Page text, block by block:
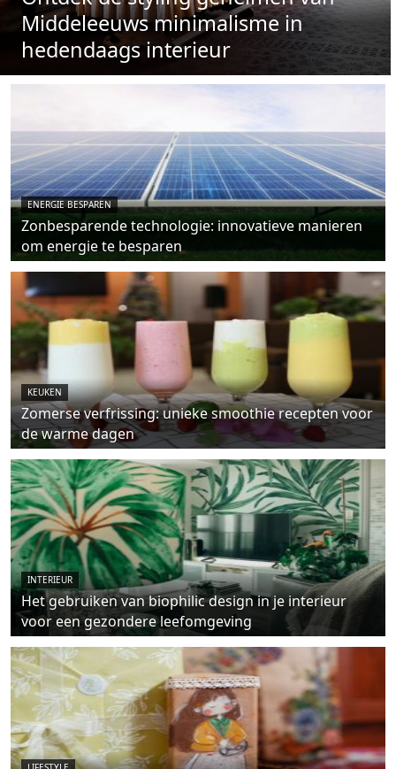
Middeleeuws minimalisme in
hedendaags interieur
ENERGIE BESPAREN
Zonbesparende technologie: innovatieve manieren
om energie te besparen
KEUKEN
Zomerse verfrissing: unieke smoothie recepten voor
de warme dagen
INTERIEUR
Het gebruiken van biophilic design in je interieur
voor een gezondere leefomgeving